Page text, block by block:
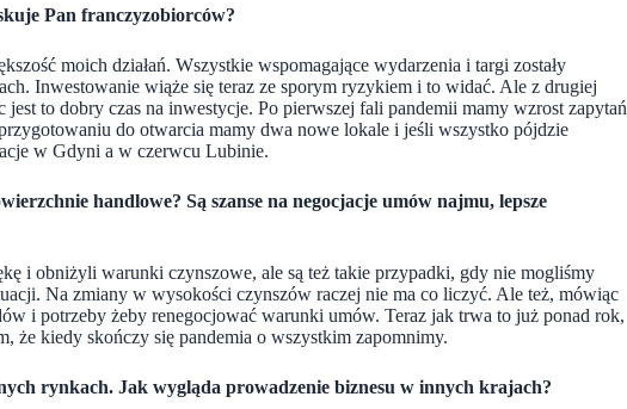
Pan franczyzobiorców?
moich działań. Wszystkie wspomagające wydarzenia i targi zostały
Inwestowanie wiąże się teraz ze sporym ryzykiem i to widać. Ale z drugiej
to dobry czas na inwestycje. Po pierwszej fali pandemii mamy wzrost zapytań
do otwarcia mamy dwa nowe lokale i jeśli wszystko pójdzie
w Gdyni a w czerwcu Lubinie.
handlowe? Są szanse na negocjacje umów najmu, lepsze
i obniżyli warunki czynszowe, ale są też takie przypadki, gdy nie mogliśmy
Na zmiany w wysokości czynszów raczej nie ma co liczyć. Ale też, mówiąc
i potrzeby żeby renegocjować warunki umów. Teraz jak trwa to już ponad rok,
że kiedy skończy się pandemia o wszystkim zapomnimy.
rynkach. Jak wygląda prowadzenie biznesu w innych krajach?